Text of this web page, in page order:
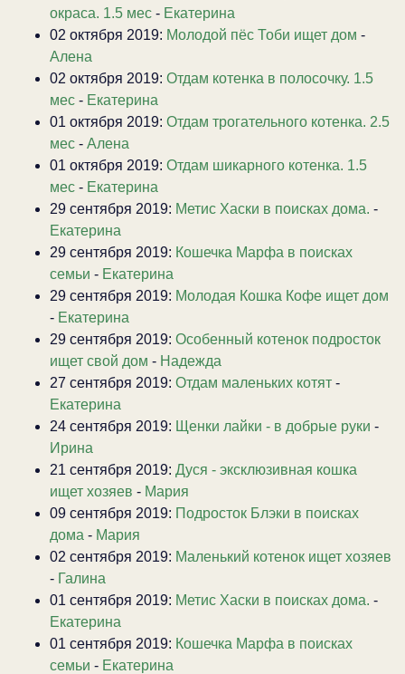
окраса. 1.5 мес - Екатерина
02 октября 2019: Молодой пёс Тоби ищет дом -
Алена
02 октября 2019: Отдам котенка в полосочку. 1.5
мес - Екатерина
01 октября 2019: Отдам трогательного котенка. 2.5
мес - Алена
01 октября 2019: Отдам шикарного котенка. 1.5
мес - Екатерина
29 сентября 2019: Метис Хаски в поисках дома. -
Екатерина
29 сентября 2019: Кошечка Марфа в поисках
семьи - Екатерина
29 сентября 2019: Молодая Кошка Кофе ищет дом
- Екатерина
29 сентября 2019: Особенный котенок подросток
ищет свой дом - Надежда
27 сентября 2019: Отдам маленьких котят -
Екатерина
24 сентября 2019: Щенки лайки - в добрые руки -
Ирина
21 сентября 2019: Дуся - эксклюзивная кошка
ищет хозяев - Мария
09 сентября 2019: Подросток Блэки в поисках
дома - Мария
02 сентября 2019: Маленький котенок ищет хозяев
- Галина
01 сентября 2019: Метис Хаски в поисках дома. -
Екатерина
01 сентября 2019: Кошечка Марфа в поисках
семьи - Екатерина